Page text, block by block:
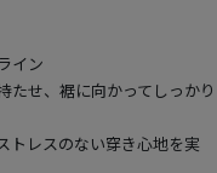
イン
たせ、裾に向かってしっかり
トレスのない穿き心地を実